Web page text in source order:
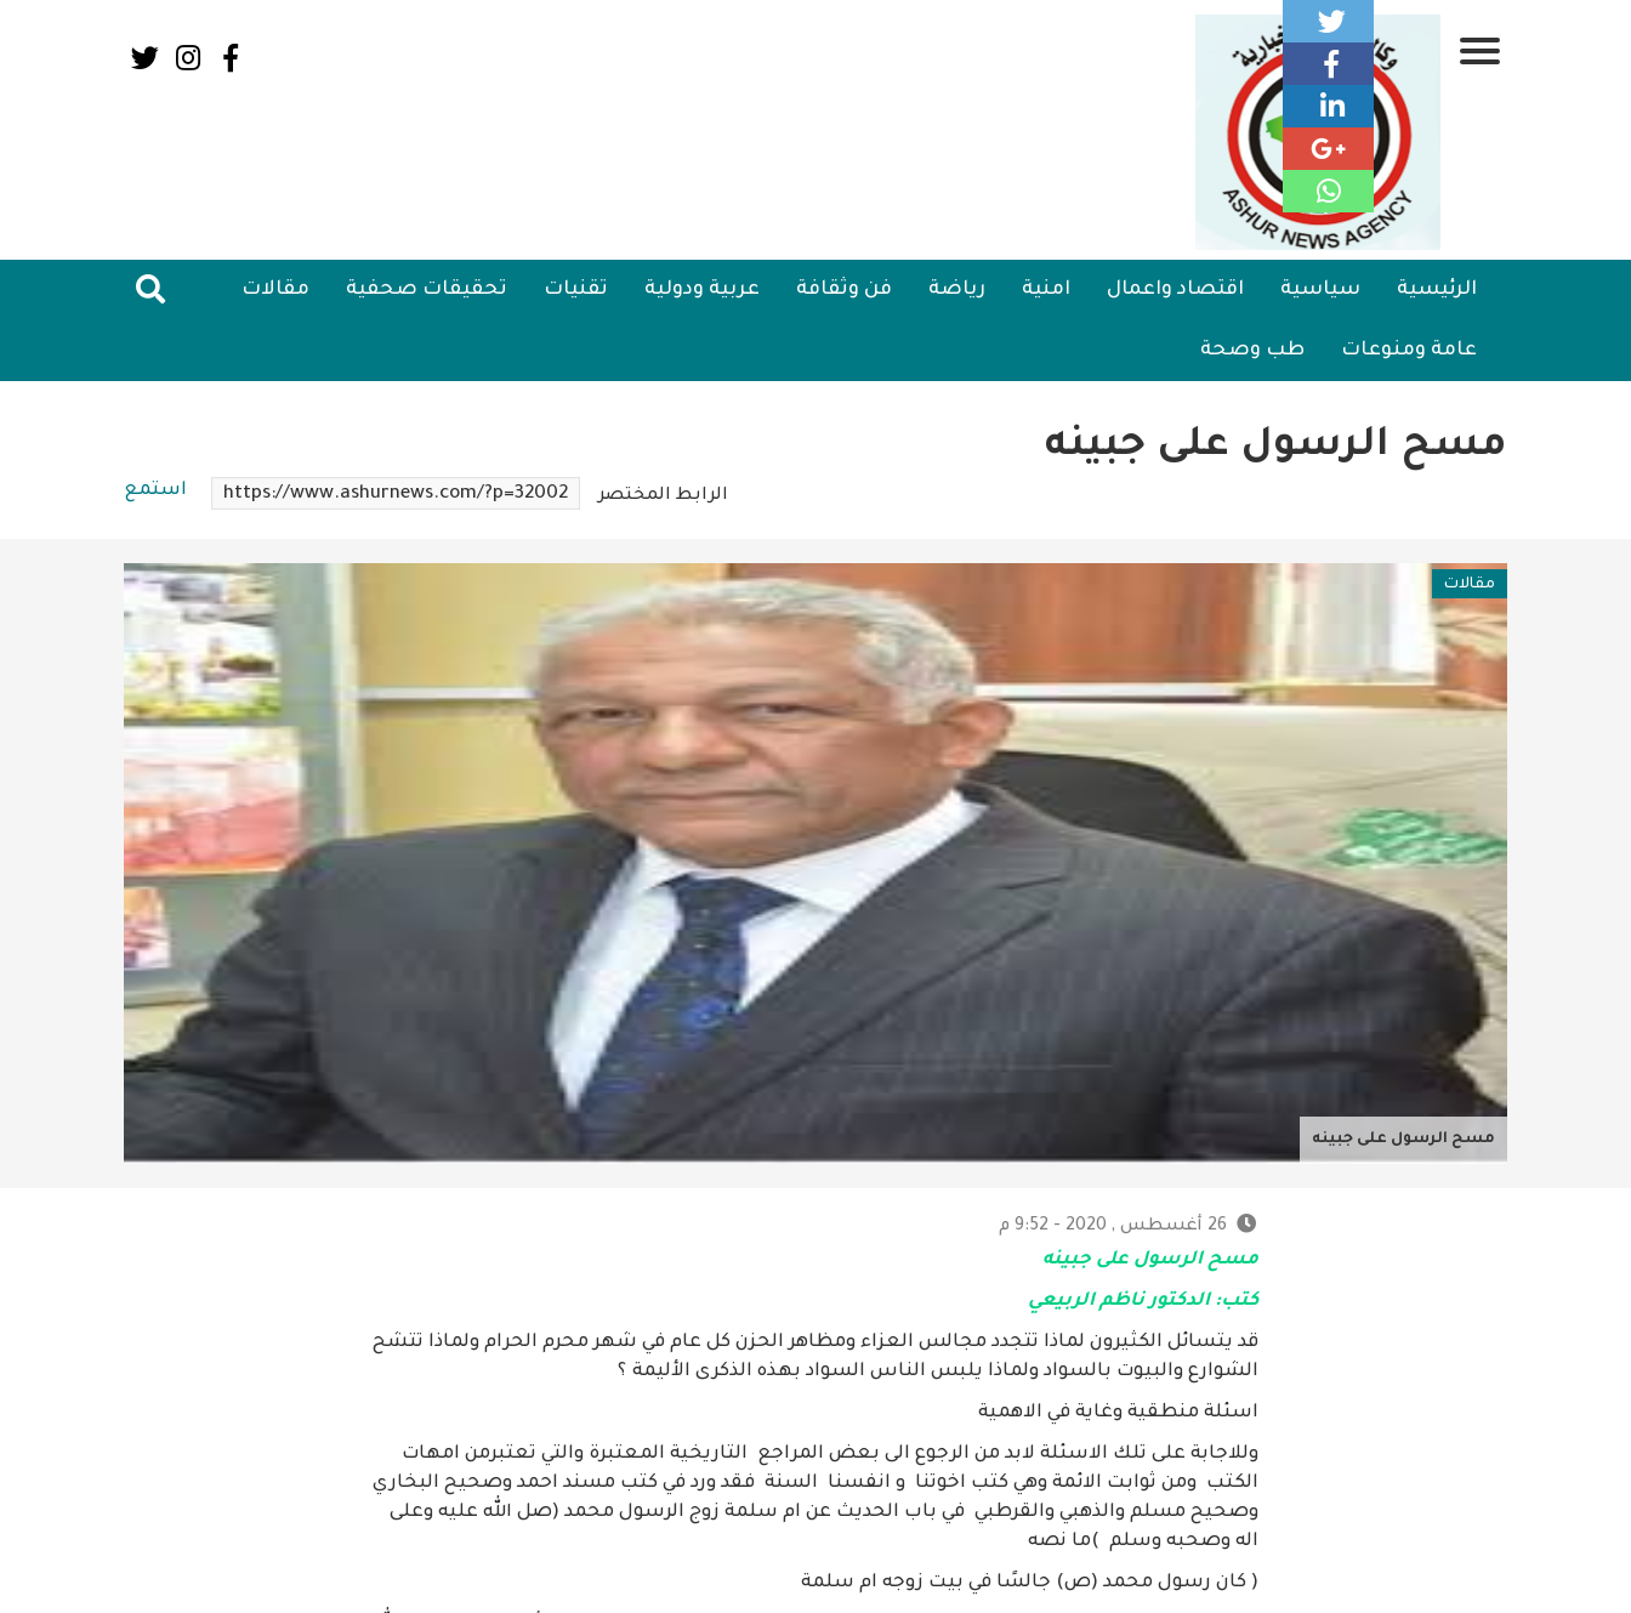
Social
Main
navigation
الرئيسية سياسية اقتصاد واعمال امنية رياضة فن وثقافة عربية ودولية تقنيات تحقيقات صحفية مقالات
عامة ومنوعات طب وصحة
مسح الرسول على جبينه
استمع الرابط المختصر https://www.ashurnews.com/?p=32002
مقالات
مسح الرسول على جبينه
26 أغسطس , 2020 - 9:52 م
مسح الرسول على جبينه
كتب: الدكتور ناظم الربيعي
قد يتسائل الكثيرون لماذا تتجدد مجالس العزاء ومظاهر الحزن كل عام في شهر محرم الحرام ولماذا تتشح
الشوارع والبيوت بالسواد ولماذا يلبس الناس السواد بهذه الذكرى الأليمة ؟
اسئلة منطقية وغاية في الاهمية
وللاجابة على تلك الاسئلة لابد من الرجوع الى بعض المراجع التاريخية المعتبرة والتي تعتبرمن امهات
الكتب ومن ثوابت الائمة وهي كتب اخوتنا و انفسنا السنة فقد ورد في كتب مسند احمد وصحيح البخاري
وصحيح مسلم والذهبي والقرطبي في باب الحديث عن ام سلمة زوج الرسول محمد (صل الله عليه وعلى
اله وصحبه وسلم )ما نصه
( كان رسول محمد (ص) جالسًا في بيت زوجه ام سلمة
عربية ودولية
عامة ومنوعات
طب وصحة